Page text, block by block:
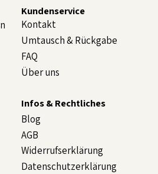
Kundenservice
Kontakt
Über uns
Umtausch & Rückgabe
FAQ
Infos & Rechtliches
Blog
AGB
Widerrufserklärung
Datenschutzerklärung